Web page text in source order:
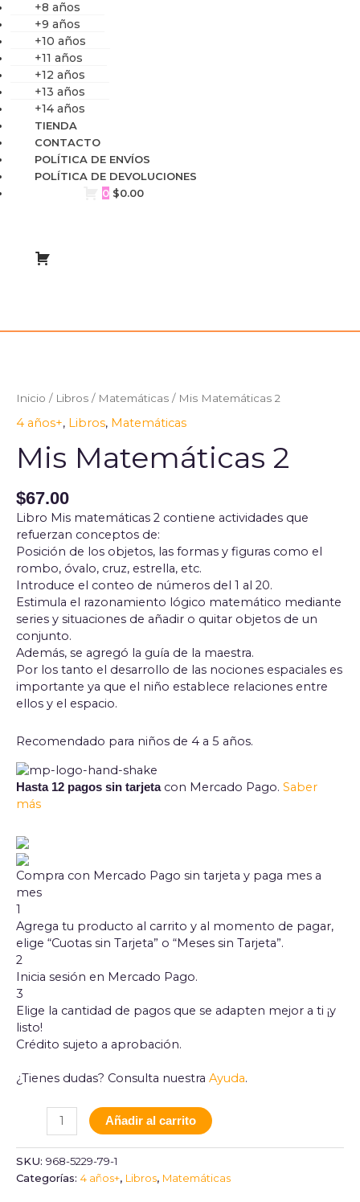
+8 años
+9 años
+10 años
+11 años
+12 años
+13 años
+14 años
TIENDA
CONTACTO
POLÍTICA DE ENVÍOS
POLÍTICA DE DEVOLUCIONES
0 $0.00
Inicio / Libros / Matemáticas / Mis Matemáticas 2
4 años+, Libros, Matemáticas
Mis Matemáticas 2
$67.00
Libro Mis matemáticas 2 contiene actividades que
refuerzan conceptos de:
Posición de los objetos, las formas y figuras como el
rombo, óvalo, cruz, estrella, etc.
Introduce el conteo de números del 1 al 20.
Estimula el razonamiento lógico matemático mediante
series y situaciones de añadir o quitar objetos de un
conjunto.
Además, se agregó la guía de la maestra.
Por los tanto el desarrollo de las nociones espaciales es
importante ya que el niño establece relaciones entre
ellos y el espacio.
Recomendado para niños de 4 a 5 años.
Hasta 12 pagos sin tarjetacon Mercado Pago. Saber
más
Compra con Mercado Pago sin tarjeta y paga mes a
mes
1
Agrega tu producto al carrito y al momento de pagar,
elige “Cuotas sin Tarjeta” o “Meses sin Tarjeta”.
2
Inicia sesión en Mercado Pago.
3
Elige la cantidad de pagos que se adapten mejor a ti ¡y
listo!
Crédito sujeto a aprobación.
¿Tienes dudas? Consulta nuestra Ayuda.
cantidad
Añadir al carrito
SKU: 968-5229-79-1
Categorías: 4 años+, Libros, Matemáticas